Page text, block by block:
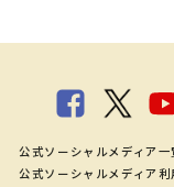
公式ソーシャルメディア一
公式ソーシャルメディア利